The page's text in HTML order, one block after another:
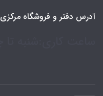
آدرس دفتر و فروشگاه مرکزی